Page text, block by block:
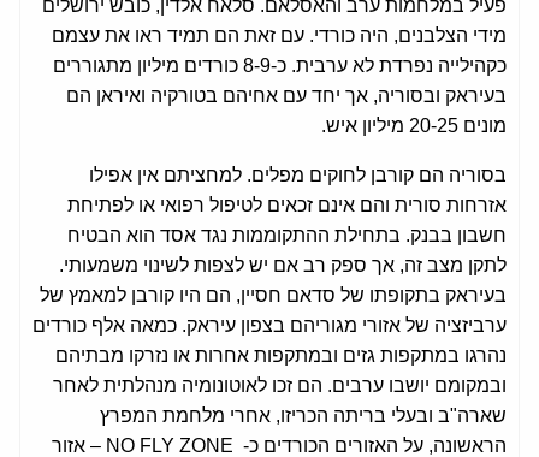
פעיל במלחמות ערב והאסלאם. סלאח אלדין, כובש ירושלים
מידי הצלבנים, היה כורדי. עם זאת הם תמיד ראו את עצמם
כקהילייה נפרדת לא ערבית. כ-8-9 כורדים מיליון מתגוררים
בעיראק ובסוריה, אך יחד עם אחיהם בטורקיה ואיראן הם
מונים 20-25 מיליון איש.
בסוריה הם קורבן לחוקים מפלים. למחציתם אין אפילו
אזרחות סורית והם אינם זכאים לטיפול רפואי או לפתיחת
חשבון בבנק. בתחילת ההתקוממות נגד אסד הוא הבטיח
לתקן מצב זה, אך ספק רב אם יש לצפות לשינוי משמעותי.
בעיראק בתקופתו של סדאם חסיין, הם היו קורבן למאמץ של
ערביזציה של אזורי מגוריהם בצפון עיראק. כמאה אלף כורדים
נהרגו במתקפות גזים ובמתקפות אחרות או נזרקו מבתיהם
ובמקומם יושבו ערבים. הם זכו לאוטונומיה מנהלתית לאחר
שארה"ב ובעלי בריתה הכריזו, אחרי מלחמת המפרץ
הראשונה, על האזורים הכורדים כ- NO FLY ZONE – אזור